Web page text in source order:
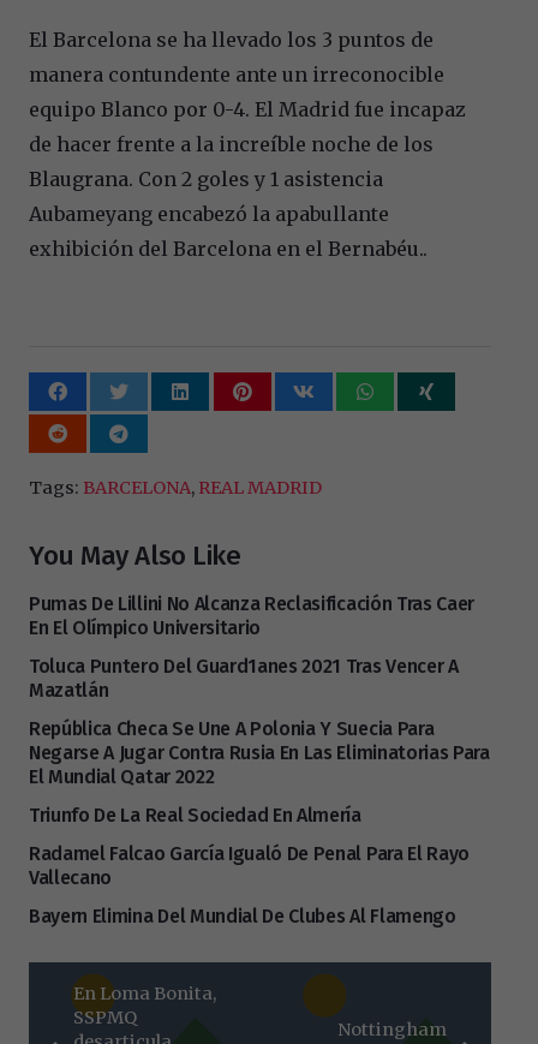
El Barcelona se ha llevado los 3 puntos de
manera contundente ante un irreconocible
equipo Blanco por 0-4. El Madrid fue incapaz
de hacer frente a la increíble noche de los
Blaugrana. Con 2 goles y 1 asistencia
Aubameyang encabezó la apabullante
exhibición del Barcelona en el Bernabéu..
Tags: BARCELONA, REAL MADRID
You May Also Like
Pumas De Lillini No Alcanza Reclasificación Tras Caer
En El Olímpico Universitario
Toluca Puntero Del Guard1anes 2021 Tras Vencer A
Mazatlán
República Checa Se Une A Polonia Y Suecia Para
Negarse A Jugar Contra Rusia En Las Eliminatorias Para
El Mundial Qatar 2022
Triunfo De La Real Sociedad En Almería
Radamel Falcao García Igualó De Penal Para El Rayo
Vallecano
Bayern Elimina Del Mundial De Clubes Al Flamengo
En Loma Bonita,
SSPMQ
Nottingham